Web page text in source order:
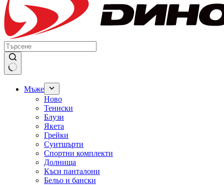
Мъже
Ново
Тениски
Блузи
Якета
Грейки
Суитшърти
Спортни комплекти
Долнища
Къси панталони
Бельо и бански